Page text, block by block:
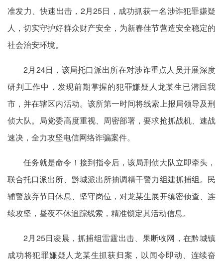
准发力、快速出击，2月25日，成功抓获一名涉诈犯罪嫌疑
人，切实守护好群众财产安全，为新春佳节营造安全稳定的
社会治安环境。
2月24日，该局托口派出所在对涉诈重点人员开展深度
研判工作中，发现前期掌握的犯罪嫌疑人龙某生已潜回我
市，并在辖区内活动。该所第一时间将线索上报局领导及刑
侦大队。局党委高度重视、周密部署，要求抢抓战机、速战
速决，全力攻坚电信网络诈骗案件。
任务就是命令！接到指令后，该局刑侦大队立即牵头，
联合托口派出所、黔城派出所抽调精干警力组建抓捕组。民
辅警放弃节日休息、坚守岗位，对龙某生展开缜密侦查、连
续攻坚，昼夜不休追踪线索，精准锁定其活动信息。
2月25日凌晨，抓捕组雷霆出击、果断收网，在黔城镇
成功将犯罪嫌疑人龙某生抓获归案，以闻令即动、连续奋